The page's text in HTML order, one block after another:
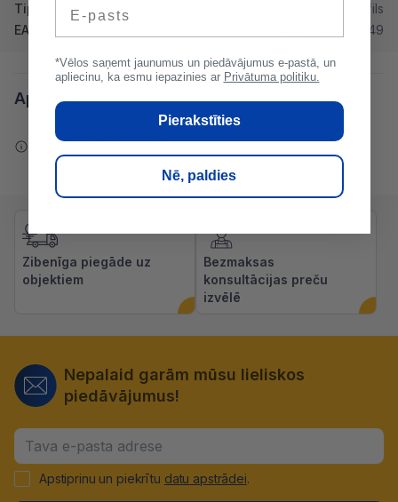
Tips
Cokola profils
EAN
4027325240849
Apraksts
Ziņot par kļūdu saturā
Zibenīga piegāde uz
objektiem
Bezmaksas
konsultācijas preču
izvēlē
Nepalaid garām mūsu lieliskos
piedāvājumus!
Apstiprinu un piekrītu datu apstrādei.
*Vēlos saņemt jaunumus un piedāvājumus e-pastā, un
apliecinu, ka esmu iepazinies ar Privātuma politiku.
Pierakstīties
Nē, paldies